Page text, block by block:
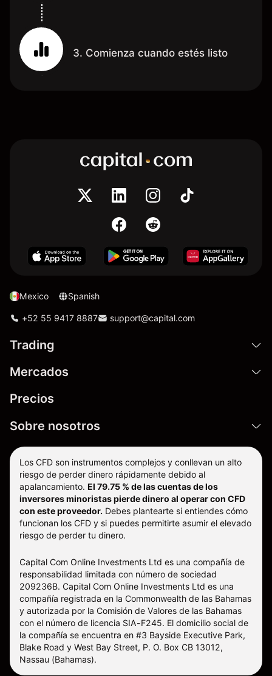
3. Comienza cuando estés listo
Mexico Spanish
+52 55 9417 8887 support@capital.com
Trading
Mercados
Precios
Sobre nosotros
Los CFD son instrumentos complejos y conllevan un alto
riesgo de perder dinero rápidamente debido al
apalancamiento. El 79.75 % de las cuentas de los
inversores minoristas pierde dinero al operar con CFD
con este proveedor. Debes plantearte si entiendes cómo
funcionan los CFD y si puedes permitirte asumir el elevado
riesgo de perder tu dinero.
Capital Com Online Investments Ltd es una compañía de
responsabilidad limitada con número de sociedad
209236B. Capital Com Online Investments Ltd es una
compañía registrada en la Commonwealth de las Bahamas
y autorizada por la Comisión de Valores de las Bahamas
con el número de licencia SIA-F245. El domicilio social de
la compañía se encuentra en #3 Bayside Executive Park,
Blake Road y West Bay Street, P. O. Box CB 13012,
Nassau (Bahamas).